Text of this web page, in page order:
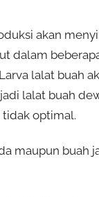
akan
dalam
lalat buah
lalat buah
optimal.
maupun buah